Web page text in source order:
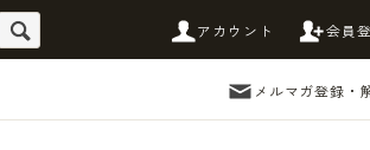
アカウント 会員
メルマガ登録・